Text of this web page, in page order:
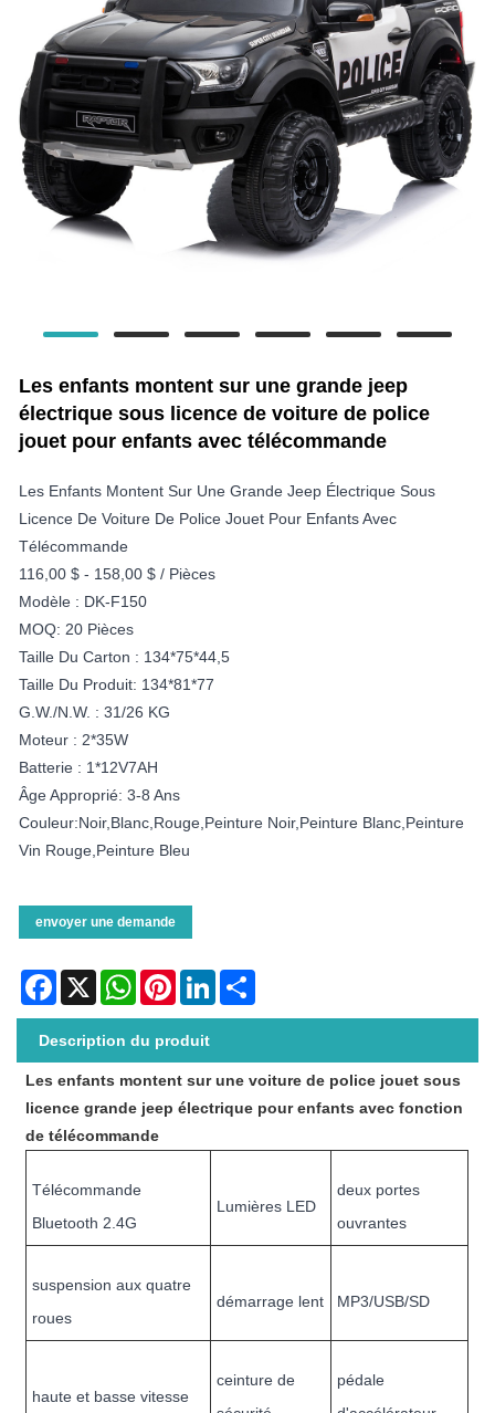
Les enfants montent sur une grande jeep
électrique sous licence de voiture de police
jouet pour enfants avec télécommande
Les Enfants Montent Sur Une Grande Jeep Électrique Sous
Licence De Voiture De Police Jouet Pour Enfants Avec
Télécommande
116,00 $ - 158,00 $ / Pièces
Modèle : DK-F150
MOQ: 20 Pièces
Taille Du Carton : 134*75*44,5
Taille Du Produit: 134*81*77
G.W./N.W. : 31/26 KG
Moteur : 2*35W
Batterie : 1*12V7AH
Âge Approprié: 3-8 Ans
Couleur:Noir,Blanc,Rouge,Peinture Noir,Peinture Blanc,Peinture
Vin Rouge,Peinture Bleu
envoyer une demande
Facebook
X WhatsAppPinterestLinkedIn
Description du produit
Les enfants montent sur une voiture de police jouet sous
licence grande jeep électrique pour enfants avec fonction
de télécommande
Télécommande
Bluetooth 2.4G
Lumières LED
deux portes
ouvrantes
suspension aux quatre
roues
démarrage lent MP3/USB/SD
haute et basse vitesse
ceinture de
pédale